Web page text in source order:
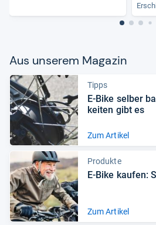
Aus unse­rem Maga­zin
Tipps
E-​Bike sel­ber
kei­ten gibt es
Zum Artikel
Produkte
E-​Bike kau­fen:
Zum Artikel